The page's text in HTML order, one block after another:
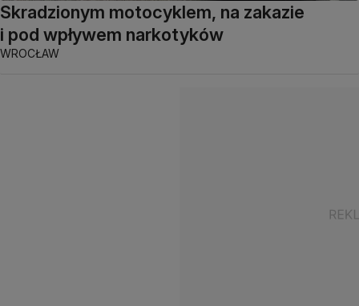
Skradzionym motocyklem, na zakazie
i pod wpływem narkotyków
WROCŁAW